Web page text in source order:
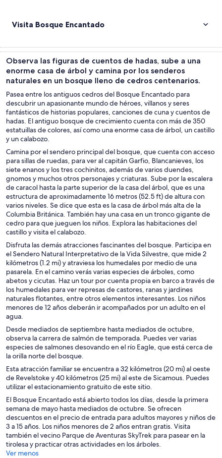
Visita Bosque Encantado
Observa las figuras de cuentos de hadas, sube a una
enorme casa de árbol y camina por los senderos
naturales en un bosque lleno de cedros centenarios.
Pasea entre los antiguos cedros del Bosque Encantado para
descubrir un apasionante mundo de héroes, villanos y seres
fantásticos de historias populares, canciones de cuna y cuentos de
hadas. El antiguo bosque de crecimiento cuenta con más de 350
estatuillas de colores, así como una enorme casa de árbol, un castillo
y un calabozo.
Camina por el sendero principal del bosque, que cuenta con acceso
para sillas de ruedas, para ver al capitán Garfio, Blancanieves, los
siete enanos y los tres cochinitos, además de varios duendes,
gnomos y muchos otros personajes y criaturas. Sube por la escalera
de caracol hasta la parte superior de la casa del árbol, que es una
estructura de aproximadamente 16 metros (52.5 ft) de altura con
varios niveles. Se dice que esta es la casa de árbol más alta de la
Columbia Británica. También hay una casa en un tronco gigante de
cedro para que jueguen los niños. Explora las habitaciones del
castillo y visita el calabozo.
Disfruta las demás atracciones fascinantes del bosque. Participa en
el Sendero Natural Interpretativo de la Vida Silvestre, que mide 2
kilómetros (1.2 mi) y atraviesa los humedales por medio de una
pasarela. En el camino verás varias especies de árboles, como
abetos y cicutas. Haz un tour por cuenta propia en barco a través de
los humedales para ver represas de castores, ranas y jardines
naturales flotantes, entre otros elementos interesantes. Los niños
menores de 12 años deberán ir acompañados por un adulto en el
agua.
Desde mediados de septiembre hasta mediados de octubre,
observa la carrera de salmón de temporada. Puedes ver varias
especies de salmones desovando en el río Eagle, que está cerca de
la orilla norte del bosque.
Esta atracción familiar se encuentra a 32 kilómetros (20 mi) al oeste
de Revelstoke y 40 kilómetros (25 mi) al este de Sicamous. Puedes
utilizar el estacionamiento gratuito de este sitio.
El Bosque Encantado está abierto todos los días, desde la primera
semana de mayo hasta mediados de octubre. Se ofrecen
descuentos en el precio de entrada para adultos mayores y niños de
3 a 15 años. Los niños menores de 2 años entran gratis. Visita
también el vecino Parque de Aventuras SkyTrek para pasear en la
tirolesa y practicar otras actividades en los árboles.
Ver menos